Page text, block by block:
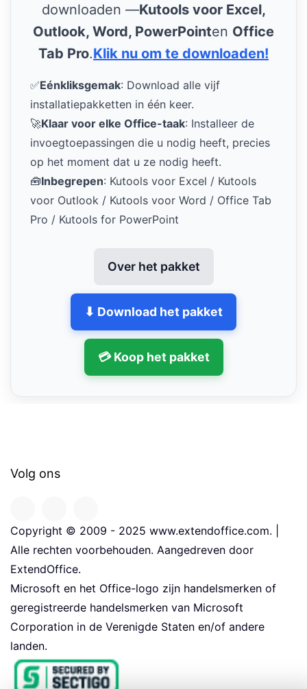
downloaden —Kutools voor Excel,
Outlook, Word, PowerPointen Office
Tab Pro.Klik nu om te downloaden!
✅Eénkliksgemak: Download alle vijf
installatiepakketten in één keer.
🚀Klaar voor elke Office-taak: Installeer de
invoegtoepassingen die u nodig heeft, precies
op het moment dat u ze nodig heeft.
🧰Inbegrepen: Kutools voor Excel / Kutools
voor Outlook / Kutools voor Word / Office Tab
Pro / Kutools for PowerPoint
Over het pakket
⬇ Download het pakket
💳 Koop het pakket
Volg ons
Copyright © 2009 - 2025 www.extendoffice.com. |
Alle rechten voorbehouden. Aangedreven door
ExtendOffice.
Microsoft en het Office-logo zijn handelsmerken of
geregistreerde handelsmerken van Microsoft
Corporation in de Verenigde Staten en/of andere
landen.